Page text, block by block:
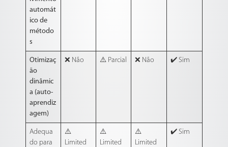
automát
ico de
método
s
Otimizaç
ão
dinâmic
a (auto-
aprendiz
agem)
❌ Não ⚠️ Parcial ❌ Não ✔️ Sim
Adequa
do para
⚠️
Limited
⚠️
Limited
⚠️
Limited
✔️ Sim